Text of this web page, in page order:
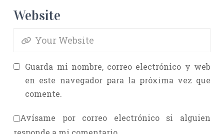
Website
Guarda mi nombre, correo electrónico y web
en este navegador para la próxima vez que
comente.
Avísame por correo electrónico si alguien